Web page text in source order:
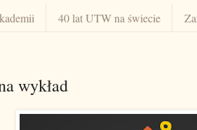
40 lat UTW na świecie
wykład